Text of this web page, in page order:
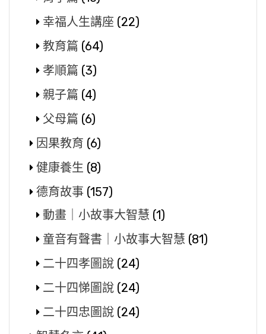
幸福人生講座 (22)
教育篇 (64)
孝順篇 (3)
親子篇 (4)
父母篇 (6)
因果教育 (6)
健康養生 (8)
德育故事 (157)
動畫｜小故事大智慧 (1)
童音有聲書｜小故事大智慧 (81)
二十四孝圖說 (24)
二十四悌圖說 (24)
二十四忠圖說 (24)